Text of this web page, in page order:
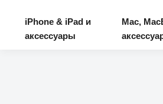
iPhone & iPad и
аксессуары
Mac,